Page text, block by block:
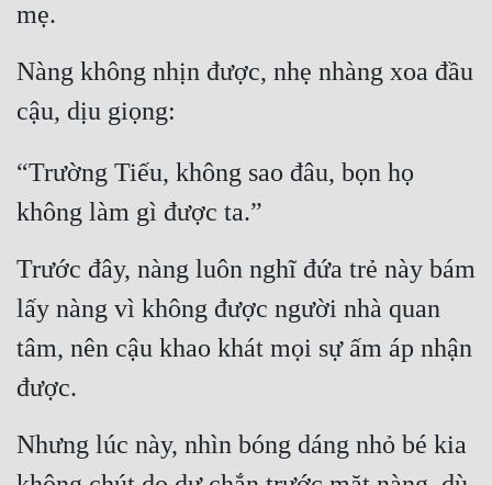
mẹ.
Nàng không nhịn được, nhẹ nhàng xoa đầu
cậu, dịu giọng:
“Trường Tiếu, không sao đâu, bọn họ
không làm gì được ta.”
Trước đây, nàng luôn nghĩ đứa trẻ này bám
lấy nàng vì không được người nhà quan
tâm, nên cậu khao khát mọi sự ấm áp nhận
được.
Nhưng lúc này, nhìn bóng dáng nhỏ bé kia